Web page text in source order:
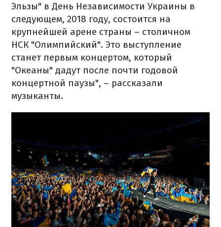
Эльзы" в День Независимости Украины в
следующем, 2018 году, состоится на
крупнейшей арене страны – столичном
НСК "Олимпийский". Это выступление
станет первым концертом, который
"Океаны" дадут после почти годовой
концертной паузы", – рассказали
музыканты.